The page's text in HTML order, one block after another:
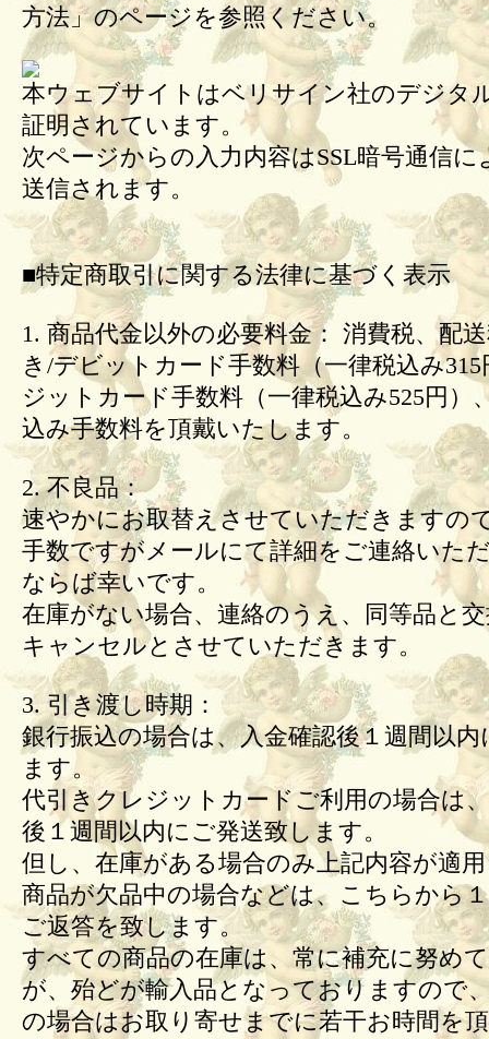
方法」のページを参照ください。
本ウェブサイトはベリサイン社のデジタ
証明されています。
次ページからの入力内容はSSL暗号通信に
送信されます。
■特定商取引に関する法律に基づく表示
1. 商品代金以外の必要料金： 消費税、配
き/デビットカード手数料（一律税込み
ジットカード手数料（一律税込み525円）
込み手数料を頂戴いたします。
2. 不良品：
速やかにお取替えさせていただきますの
手数ですがメールにて詳細をご連絡いた
ならば幸いです。
在庫がない場合、連絡のうえ、同等品と
キャンセルとさせていただきます。
3. 引き渡し時期：
銀行振込の場合は、入金確認後１週間以内
ます。
代引きクレジットカードご利用の場合は
後１週間以内にご発送致します。
但し、在庫がある場合のみ上記内容が適
商品が欠品中の場合などは、こちらから
ご返答を致します。
すべての商品の在庫は、常に補充に努め
が、殆どが輸入品となっておりますので
の場合はお取り寄せまでに若干お時間を